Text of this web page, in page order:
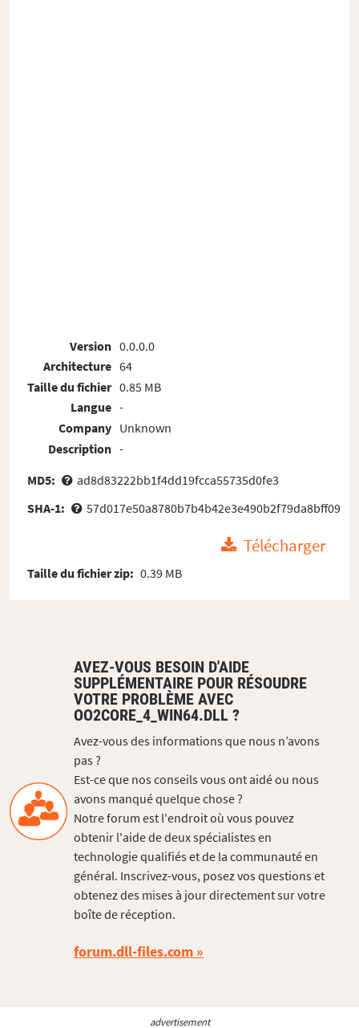
Version
Architecture
Taille du fichier
Langue
Company
Description
0.0.0.0
64
0.85 MB
-
Unknown
-
MD5:
ad8d83222bb1f4dd19fcca55735d0fe3
SHA-1:
57d017e50a8780b7b4b42e3e490b2f79da8bff09
Télécharger
Taille du fichier zip: 0.39 MB
AVEZ-VOUS BESOIN D'AIDE
SUPPLÉMENTAIRE POUR RÉSOUDRE
VOTRE PROBLÈME AVEC
OO2CORE_4_WIN64.DLL ?
Avez-vous des informations que nous n’avons
pas ?
Est-ce que nos conseils vous ont aidé ou nous
avons manqué quelque chose ?
Notre forum est l'endroit où vous pouvez
obtenir l'aide de deux spécialistes en
technologie qualifiés et de la communauté en
général. Inscrivez-vous, posez vos questions et
obtenez des mises à jour directement sur votre
boîte de réception.
forum.dll-files.com
advertisement